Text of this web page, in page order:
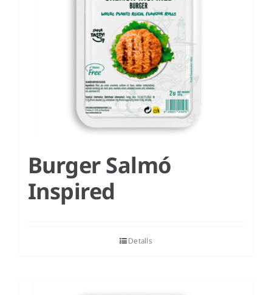
Burger Salmó
Inspired
Detalls